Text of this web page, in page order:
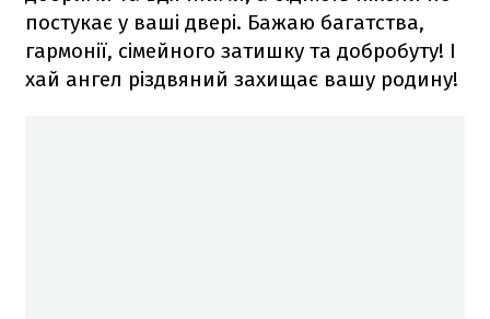
постукає у ваші двері. Бажаю багатства,
гармонії, сімейного затишку та добробуту! І
хай ангел різдвяний захищає вашу родину!